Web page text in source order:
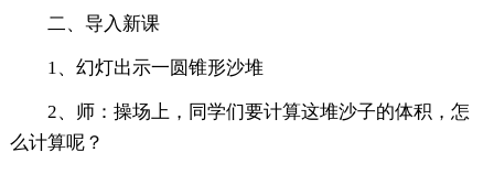
二、导入新课
1、幻灯出示一圆锥形沙堆
2、师：操场上，同学们要计算这堆沙子的体积，怎
么计算呢？